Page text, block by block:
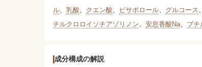
ル、 乳酸、 クエン酸、 ビサボロール、 グルコース、
チルクロロイソチアゾリノン、 安息香酸Na、 ブチ
成分構成の解説